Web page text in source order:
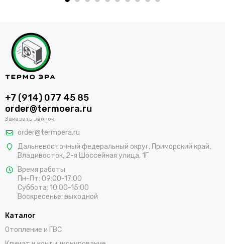
+7 (914) 077 45 85
order@termoera.ru
Заказать звонок
order@termoera.ru
Дальневосточный федеральный округ, Приморский край,
Владивосток, 2-я Шоссейная улица, 1Г
Время работы
Пн-Пт: 09:00-17:00
Суббота: 10:00-15:00
Воскресенье: выходной
Каталог
Отопление и ГВС